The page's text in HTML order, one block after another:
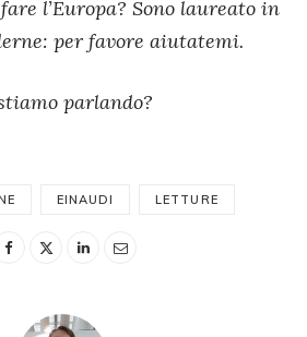
l’Europa? Sono laureato in
per favore aiutatemi.
parlando?
EINAUDI LETTURE